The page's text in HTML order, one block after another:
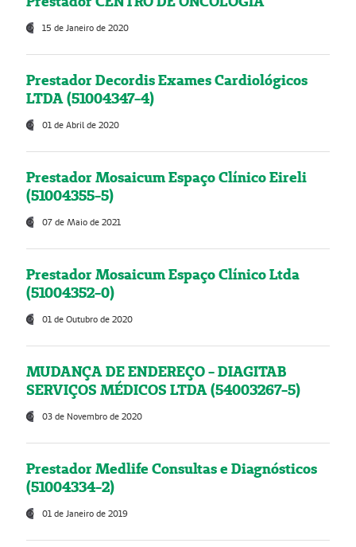
15 de Janeiro de 2020
Prestador Decordis Exames Cardiológicos
LTDA (51004347-4)
01 de Abril de 2020
Prestador Mosaicum Espaço Clínico Eireli
(51004355-5)
07 de Maio de 2021
Prestador Mosaicum Espaço Clínico Ltda
(51004352-0)
01 de Outubro de 2020
MUDANÇA DE ENDEREÇO - DIAGITAB
SERVIÇOS MÉDICOS LTDA (54003267-5)
03 de Novembro de 2020
Prestador Medlife Consultas e Diagnósticos
(51004334-2)
01 de Janeiro de 2019